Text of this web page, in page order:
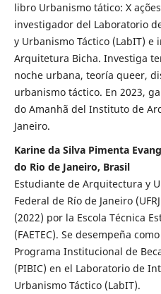
libro Urbanismo tático: X
investigador del Laboratorio
y Urbanismo Táctico (LabIT)
Arquitetura Bicha. Investiga
noche urbana, teoría queer,
urbanismo táctico. En 2023,
do Amanhã del Instituto de
Janeiro.
Karine da Silva Pimenta
do Rio de Janeiro, Brasil
Estudiante de Arquitectura y
Federal de Río de Janeiro
(2022) por la Escola Técnica
(FAETEC). Se desempeña
Programa Institucional de
(PIBIC) en el Laboratorio de
Urbanismo Táctico (LabIT).